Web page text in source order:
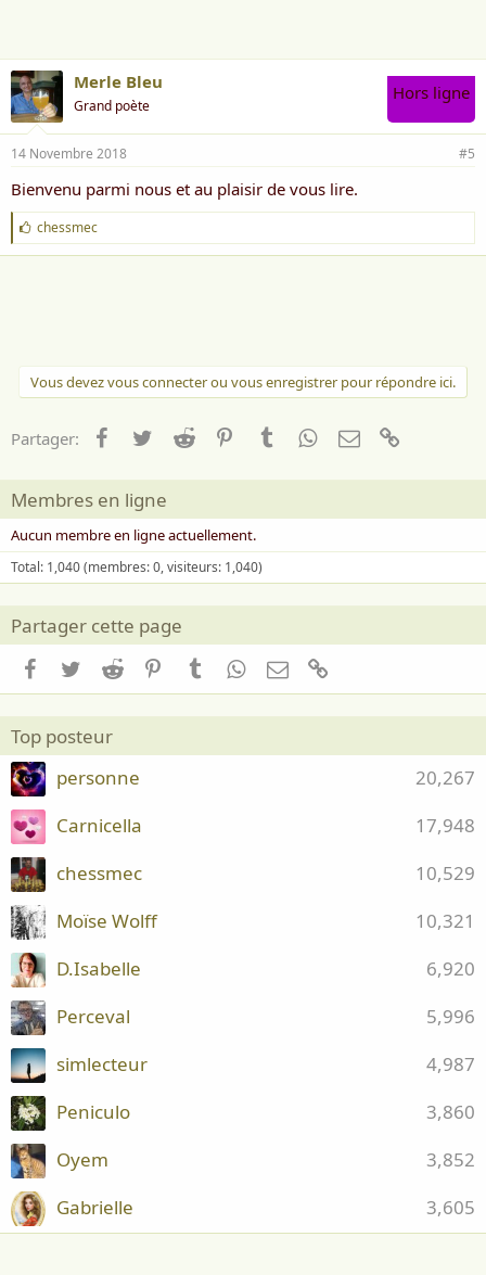
Merle Bleu
Grand poète
Hors ligne
14 Novembre 2018 #5
Bienvenu parmi nous et au plaisir de vous lire.
J
'
a
chessmec
Vous devez vous connecter ou vous enregistrer pour répondre ici.
Partager: Facebook
TwitterReddit PinterestTumblrWhatsApp
Email
Membres en ligne
Aucun membre en ligne actuellement.
Total: 1,040 (membres: 0, visiteurs: 1,040)
Partager cette page
Facebook
TwitterReddit PinterestTumblrWhatsApp
Email
Top posteur
20,267
personne
17,948
Carnicella
10,529
chessmec
10,321
Moïse Wolff
6,920
D.Isabelle
5,996
Perceval
4,987
simlecteur
3,860
Peniculo
3,852
Oyem
3,605
Gabrielle